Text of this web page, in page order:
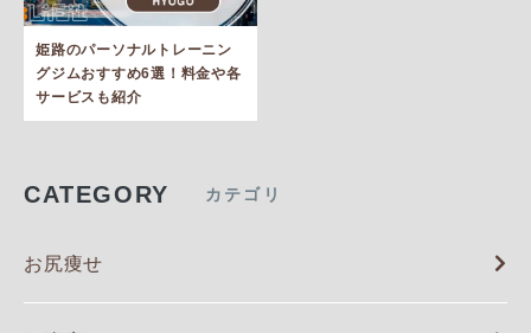
姫路のパーソナルトレーニン
グジムおすすめ6選！料金や各
サービスも紹介
CATEGORY カテゴリ
お尻痩せ